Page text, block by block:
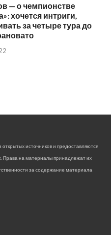
— о чемпионстве
хочется интриги,
за четыре тура до
источников и предоставляются
Права на материалы принадлежат их
за содержание материала